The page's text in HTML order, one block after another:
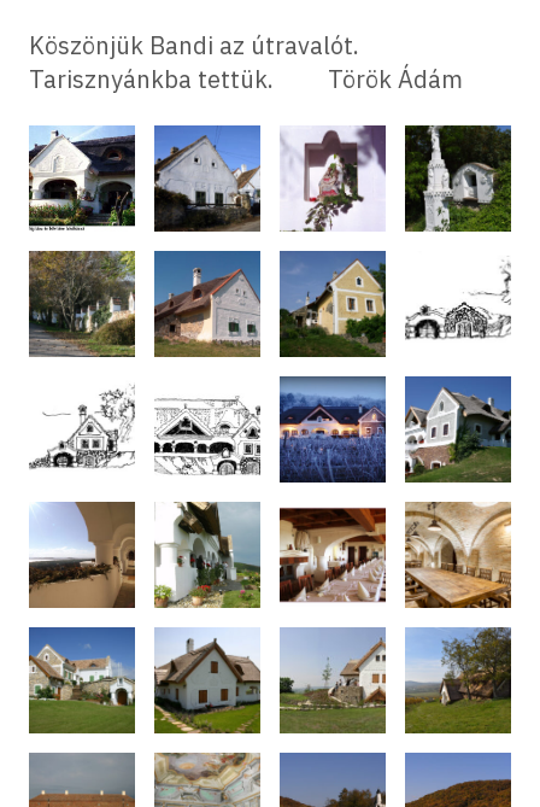
Köszönjük Bandi az útravalót.
Tarisznyánkba tettük. Török Ádám